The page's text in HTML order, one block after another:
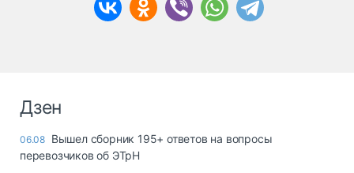
Дзен
06.08 Вышел сборник 195+ ответов на вопросы
перевозчиков об ЭТрН